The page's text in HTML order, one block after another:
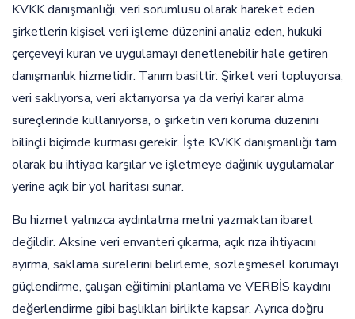
KVKK danışmanlığı, veri sorumlusu olarak hareket eden
şirketlerin kişisel veri işleme düzenini analiz eden, hukuki
çerçeveyi kuran ve uygulamayı denetlenebilir hale getiren
danışmanlık hizmetidir. Tanım basittir: Şirket veri topluyorsa,
veri saklıyorsa, veri aktarıyorsa ya da veriyi karar alma
süreçlerinde kullanıyorsa, o şirketin veri koruma düzenini
bilinçli biçimde kurması gerekir. İşte KVKK danışmanlığı tam
olarak bu ihtiyacı karşılar ve işletmeye dağınık uygulamalar
yerine açık bir yol haritası sunar.
Bu hizmet yalnızca aydınlatma metni yazmaktan ibaret
değildir. Aksine veri envanteri çıkarma, açık rıza ihtiyacını
ayırma, saklama sürelerini belirleme, sözleşmesel korumayı
güçlendirme, çalışan eğitimini planlama ve VERBİS kaydını
değerlendirme gibi başlıkları birlikte kapsar. Ayrıca doğru